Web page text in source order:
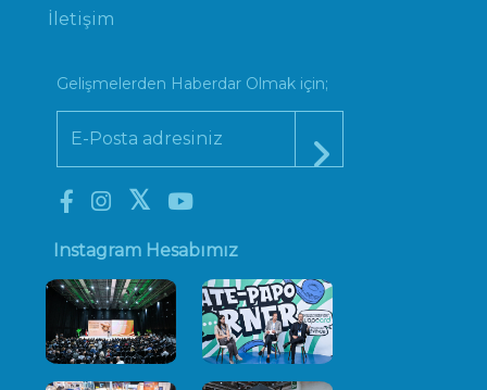
İletişim
Gelişmelerden Haberdar Olmak için;
Instagram Hesabımız